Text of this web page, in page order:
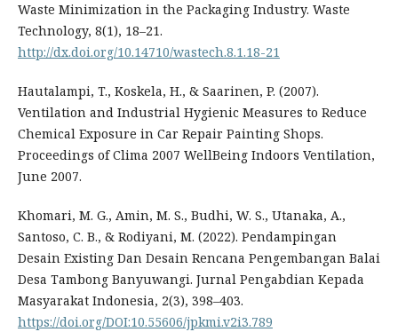
Waste Minimization in the Packaging Industry. Waste
Technology, 8(1), 18–21.
http://dx.doi.org/10.14710/wastech.8.1.18-21
Hautalampi, T., Koskela, H., & Saarinen, P. (2007).
Ventilation and Industrial Hygienic Measures to Reduce
Chemical Exposure in Car Repair Painting Shops.
Proceedings of Clima 2007 WellBeing Indoors Ventilation,
June 2007.
Khomari, M. G., Amin, M. S., Budhi, W. S., Utanaka, A.,
Santoso, C. B., & Rodiyani, M. (2022). Pendampingan
Desain Existing Dan Desain Rencana Pengembangan Balai
Desa Tambong Banyuwangi. Jurnal Pengabdian Kepada
Masyarakat Indonesia, 2(3), 398–403.
https://doi.org/DOI:10.55606/jpkmi.v2i3.789